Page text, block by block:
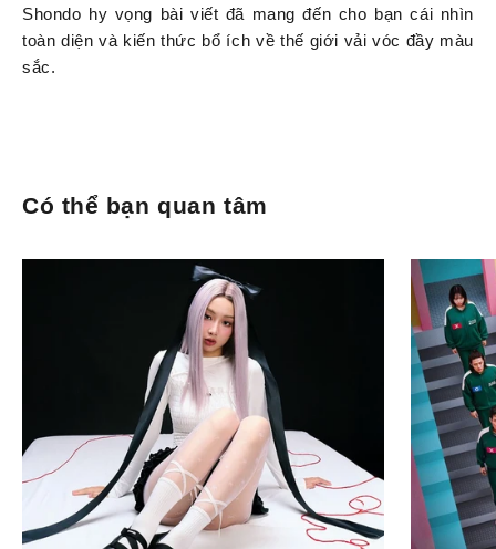
Shondo hy vọng bài viết đã mang đến cho bạn cái nhìn
toàn diện và kiến thức bổ ích về thế giới vải vóc đầy màu
sắc.
Có thể bạn quan tâm